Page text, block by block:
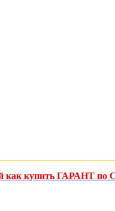
как купить ГАРАНТ